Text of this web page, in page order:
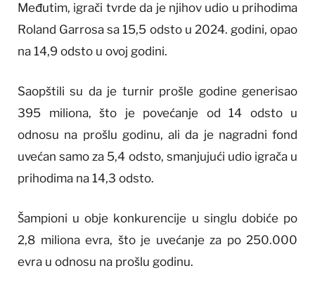
Međutim, igrači tvrde da je njihov udio u prihodima
Roland Garrosa sa 15,5 odsto u 2024. godini, opao
na 14,9 odsto u ovoj godini.
Saopštili su da je turnir prošle godine generisao
395 miliona, što je povećanje od 14 odsto u
odnosu na prošlu godinu, ali da je nagradni fond
uvećan samo za 5,4 odsto, smanjujući udio igrača u
prihodima na 14,3 odsto.
Šampioni u obje konkurencije u singlu dobiće po
2,8 miliona evra, što je uvećanje za po 250.000
evra u odnosu na prošlu godinu.